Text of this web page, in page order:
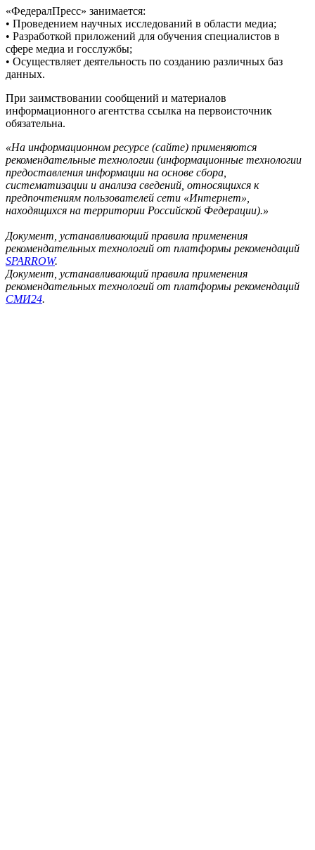
«ФедералПресс» занимается:
• Проведением научных исследований в области медиа;
• Разработкой приложений для обучения специалистов в
сфере медиа и госслужбы;
• Осуществляет деятельность по созданию различных баз
данных.
При заимствовании сообщений и материалов
информационного агентства ссылка на первоисточник
обязательна.
«На информационном ресурсе (сайте) применяются
рекомендательные технологии (информационные технологии
предоставления информации на основе сбора,
систематизации и анализа сведений, относящихся к
предпочтениям пользователей сети «Интернет»,
находящихся на территории Российской Федерации).»
Документ, устанавливающий правила применения
рекомендательных технологий от платформы рекомендаций
SPARROW.
Документ, устанавливающий правила применения
рекомендательных технологий от платформы рекомендаций
СМИ24.